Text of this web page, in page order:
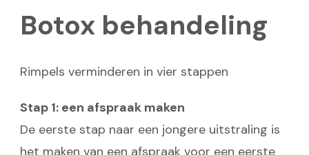
Botox behandeling
Rimpels verminderen in vier stappen
Stap 1: een afspraak maken
De eerste stap naar een jongere uitstraling is
het maken van een afspraak voor een eerste